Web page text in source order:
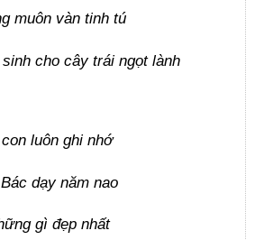
muôn vàn tinh tú
cho cây trái ngọt lành
luôn ghi nhớ
dạy năm nao
gì đẹp nhất